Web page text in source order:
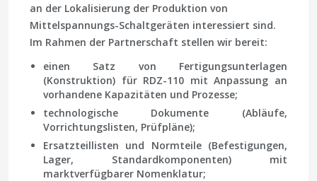
an der Lokalisierung der Produktion von
Mittelspannungs-Schaltgeräten interessiert sind.
Im Rahmen der Partnerschaft stellen wir bereit:
einen Satz von Fertigungsunterlagen
(Konstruktion) für RDZ-110 mit Anpassung an
vorhandene Kapazitäten und Prozesse;
technologische Dokumente (Abläufe,
Vorrichtungslisten, Prüfpläne);
Ersatzteillisten und Normteile (Befestigungen,
Lager, Standardkomponenten) mit
marktverfügbarer Nomenklatur;